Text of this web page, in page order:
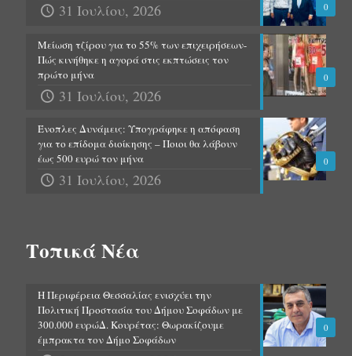
0
31 Ιουλίου, 2026
0
Μείωση τζίρου για το 55% των επιχειρήσεων-
Πώς κινήθηκε η αγορά στις εκπτώσεις τον
πρώτο μήνα
31 Ιουλίου, 2026
0
Ένοπλες Δυνάμεις: Υπογράφηκε η απόφαση
για το επίδομα διοίκησης – Ποιοι θα λάβουν
έως 500 ευρώ τον μήνα
31 Ιουλίου, 2026
Τοπικά Νέα
0
Η Περιφέρεια Θεσσαλίας ενισχύει την
Πολιτική Προστασία του Δήμου Σοφάδων με
300.000 ευρώΔ. Κουρέτας: Θωρακίζουμε
έμπρακτα τον Δήμο Σοφάδων